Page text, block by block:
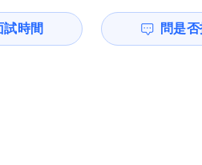
試時間 問是